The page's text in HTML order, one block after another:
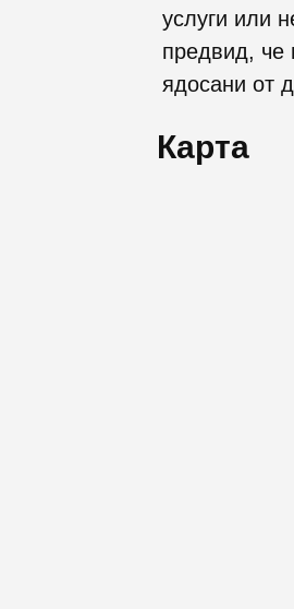
услуги или
предвид, че
ядосани от
Карта